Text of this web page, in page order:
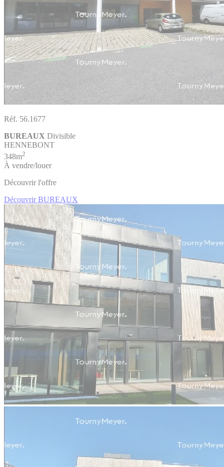
Réf. 56.1677
BUREAUX Divisible
HENNEBONT
348m2
À vendre/louer
Découvrir l'offre
Découvrir BUREAUX